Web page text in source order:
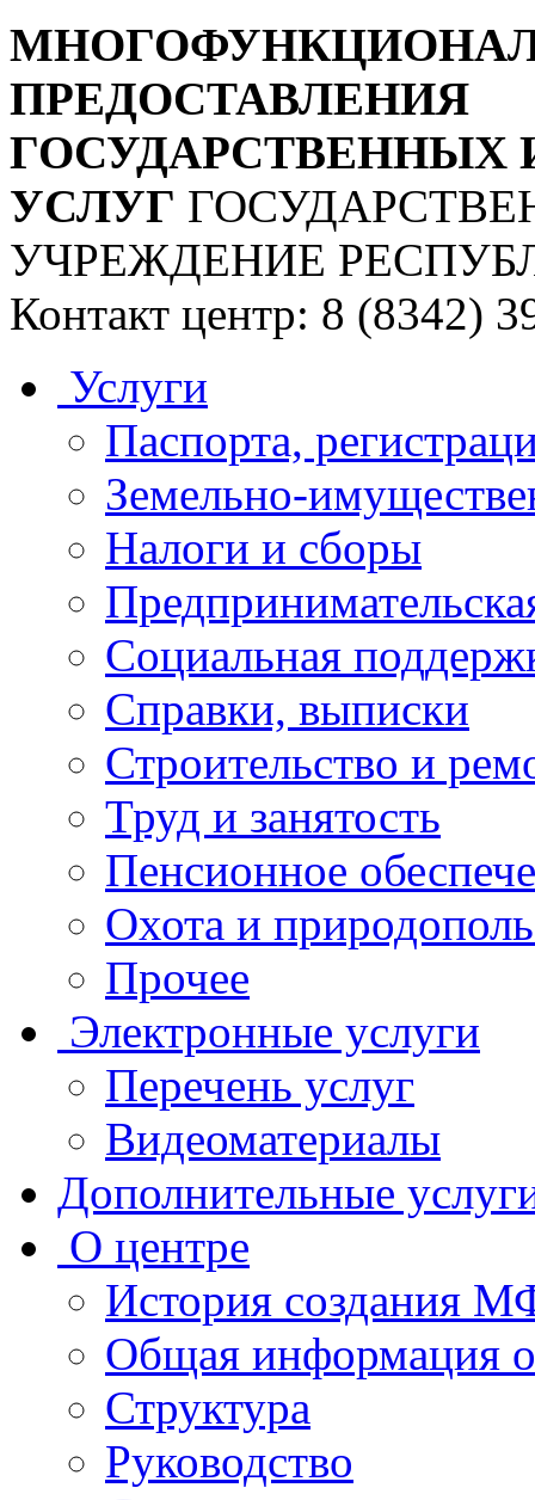
ПРЕДОСТАВЛЕНИЯ
УСЛУГ
УЧРЕЖДЕНИЕ
Контакт центр: 8 (8342)
Услуги
Паспорта,
Земельно-
Налоги и сборы
Социальная
Справки, выписки
Строительство и
Труд и занятость
Пенсионное
Охота и
Прочее
Электронные услуги
Перечень услуг
Видеоматериалы
Дополнительные
О центре
История создания
Общая
Структура
Руководство